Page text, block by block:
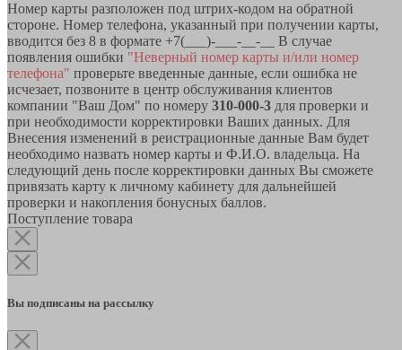
Номер карты разположен под штрих-кодом на обратной
стороне. Номер телефона, указанный при получении карты,
вводится без 8 в формате +7(___)-___-__-__ В случае
появления ошибки "Неверный номер карты и/или номер
телефона" проверьте введенные данные, если ошибка не
исчезает, позвоните в центр обслуживания клиентов
компании "Ваш Дом" по номеру 310-000-3 для проверки и
при необходимости корректировки Ваших данных. Для
Внесения изменений в реистрационные данные Вам будет
необходимо назвать номер карты и Ф.И.О. владельца. На
следующий день после корректировки данных Вы сможете
привязать карту к личному кабинету для дальнейшей
проверки и накопления бонусных баллов.
Поступление товара
Вы подписаны на рассылку